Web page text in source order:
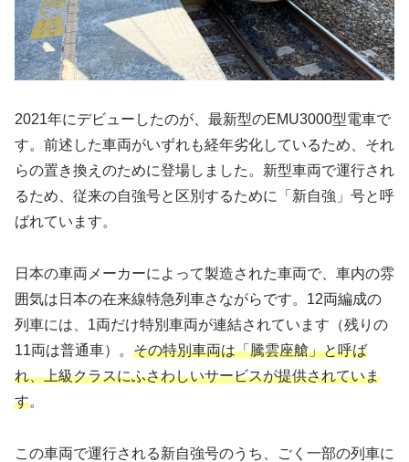
2021年にデビューしたのが、最新型のEMU3000型電車で
す。前述した車両がいずれも経年劣化しているため、それ
らの置き換えのために登場しました。新型車両で運行され
るため、従来の自強号と区別するために「新自強」号と呼
ばれています。
日本の車両メーカーによって製造された車両で、車内の雰
囲気は日本の在来線特急列車さながらです。12両編成の
列車には、1両だけ特別車両が連結されています（残りの
11両は普通車）。 その特別車両は「騰雲座艙」と呼ば
れ、上級クラスにふさわしいサービスが提供されていま
す。
この車両で運行される新自強号のうち、ごく一部の列車に